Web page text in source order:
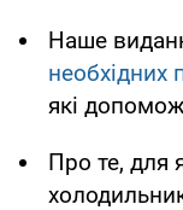
Наше
необхідних
які
Про те, для